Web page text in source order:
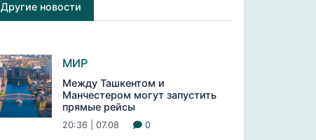
Другие новости
МИР
Между Ташкентом и
Манчестером могут запустить
прямые рейсы
20:36 | 07.08 0